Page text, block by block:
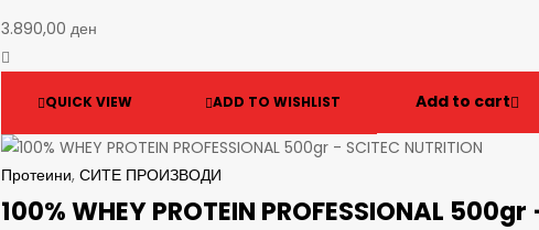
3.890,00 ден
QUICK VIEW ADD TO WISHLIST Add to cart
Протеини, СИТЕ ПРОИЗВОДИ
100% WHEY PROTEIN PROFESSIONAL 500gr